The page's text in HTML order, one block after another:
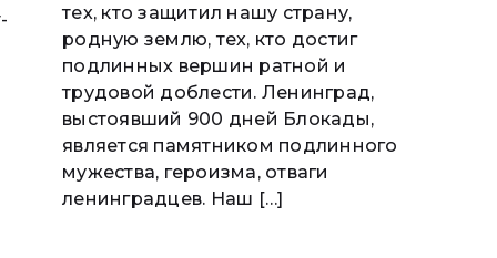
тех, кто защитил нашу страну,
родную землю, тех, кто достиг
подлинных вершин ратной и
трудовой доблести. Ленинград,
выстоявший 900 дней Блокады,
является памятником подлинного
мужества, героизма, отваги
ленинградцев. Наш […]